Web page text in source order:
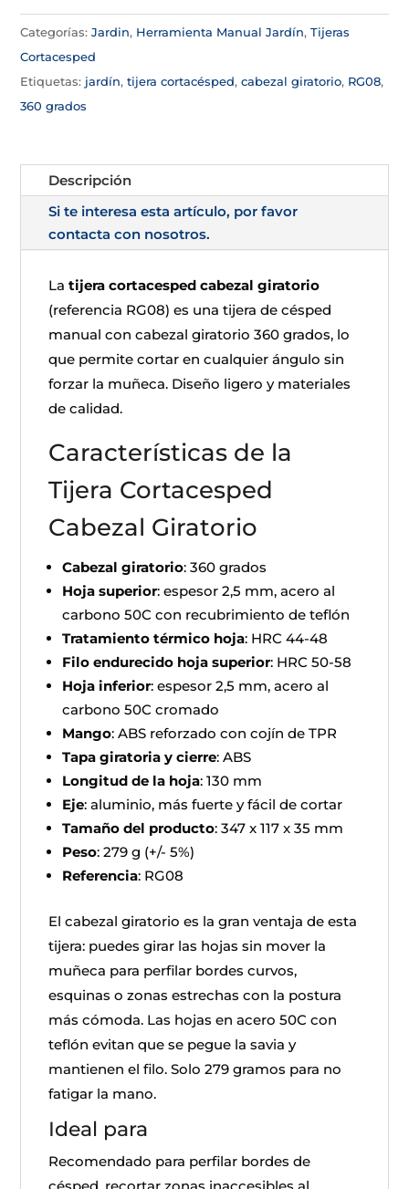
Categorías:Jardin, Herramienta Manual Jardín,Tijeras
Cortacesped
Etiquetas: jardín,tijera cortacésped,cabezal giratorio, RG08,
360 grados
Descripción
Si te interesa esta artículo, por favor
contacta con nosotros.
Latijera cortacesped cabezal giratorio
(referencia RG08) es una tijera de césped
manual con cabezal giratorio 360 grados, lo
que permite cortar en cualquier ángulo sin
forzar la muñeca. Diseño ligero y materiales
de calidad.
Características de la
Tijera Cortacesped
Cabezal Giratorio
Cabezal giratorio: 360 grados
Hoja superior: espesor 2,5 mm, acero al
carbono 50C con recubrimiento de teflón
Tratamiento térmico hoja: HRC 44-48
Filo endurecido hoja superior: HRC 50-58
Hoja inferior: espesor 2,5 mm, acero al
carbono 50C cromado
Mango: ABS reforzado con cojín de TPR
Tapa giratoria y cierre: ABS
Longitud de la hoja: 130 mm
Eje: aluminio, más fuerte y fácil de cortar
Tamaño del producto: 347 x 117 x 35 mm
Peso: 279 g (+/- 5%)
Referencia: RG08
El cabezal giratorio es la gran ventaja de esta
tijera: puedes girar las hojas sin mover la
muñeca para perfilar bordes curvos,
esquinas o zonas estrechas con la postura
más cómoda. Las hojas en acero 50C con
teflón evitan que se pegue la savia y
mantienen el filo. Solo 279 gramos para no
fatigar la mano.
Ideal para
Recomendado para perfilar bordes de